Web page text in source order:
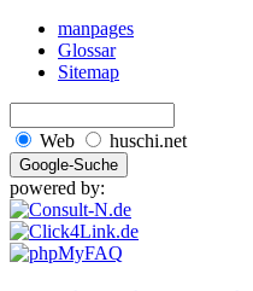
manpages
Glossar
Sitemap
Web huschi.net
powered by: